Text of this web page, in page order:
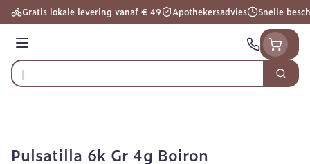
Ga naar de inhoud
Gratis lokale levering vanaf € 49 Apothekersadvies Snelle
Menu
Product, merk, categorie...
Zoek
Pulsatilla 6k Gr 4g Boiron